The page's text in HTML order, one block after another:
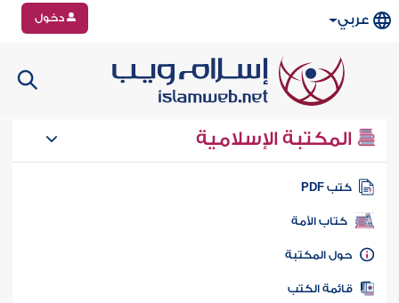
عربي دخول
المكتبة الإسلامية
كتب PDF
كتاب الأمة
المكتبة